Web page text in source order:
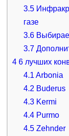
3.5
газе
3.6
3.7
46 лучших
4.1 Arbonia
4.2 Buderus
4.3 Kermi
4.4 Purmo
4.5 Zehnder